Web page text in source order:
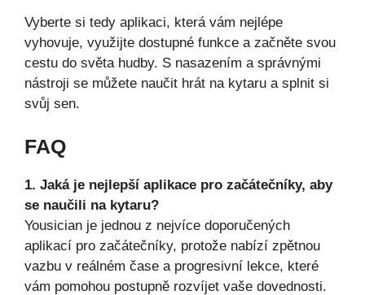
Vyberte si tedy aplikaci, která vám nejlépe
vyhovuje, využijte dostupné funkce a začněte svou
cestu do světa hudby. S nasazením a správnými
nástroji se můžete naučit hrát na kytaru a splnit si
svůj sen.
FAQ
1. Jaká je nejlepší aplikace pro začátečníky, aby
se naučili na kytaru?
Yousician je jednou z nejvíce doporučených
aplikací pro začátečníky, protože nabízí zpětnou
vazbu v reálném čase a progresivní lekce, které
vám pomohou postupně rozvíjet vaše dovednosti.